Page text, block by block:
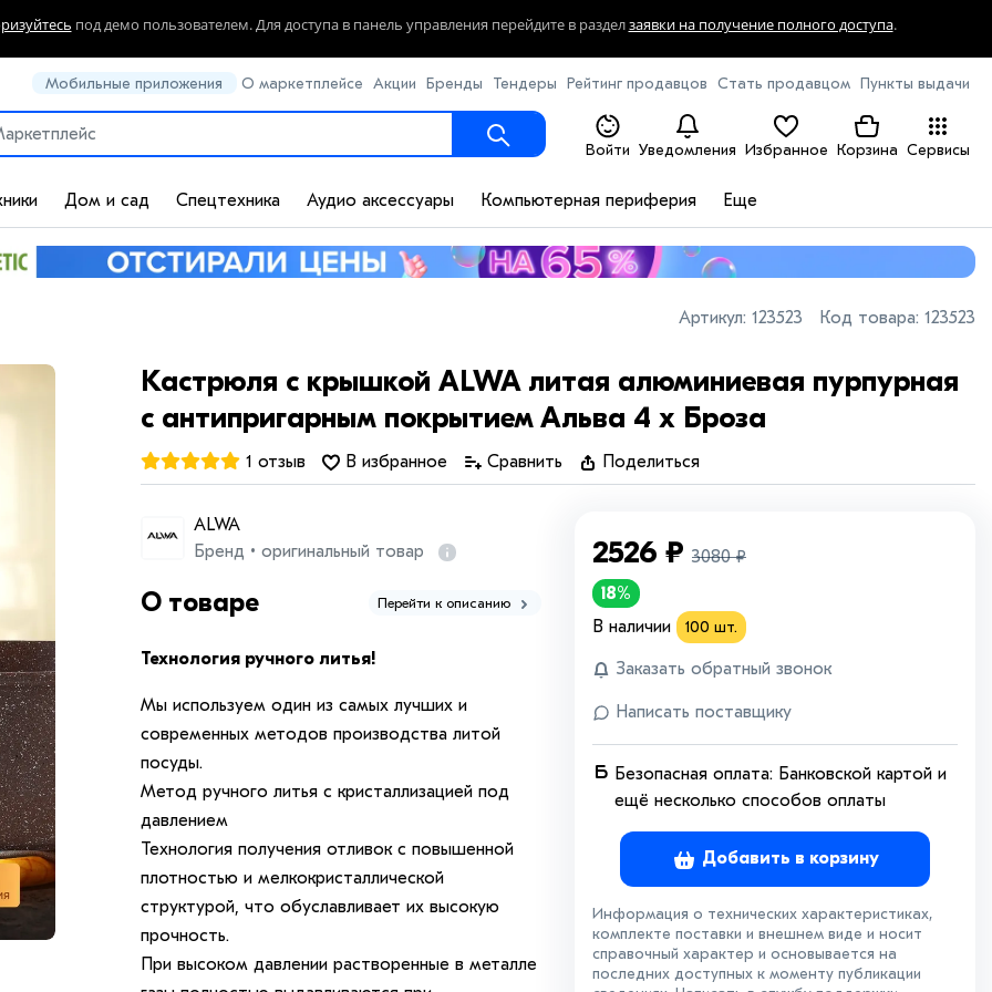
под демо пользователем. Для доступа в панель управления перейдите в разделзаявки на получение полного доступа.
Мобильные приложения О маркетплейсе Акции Бренды Тендеры Рейтинг продавцов Стать продавцом Пункты выдачи
Войти Уведомления Избранное Корзина Сервисы
Дом и сад Спецтехника Аудио аксессуары Компьютерная периферия Еще
Артикул: 123523 Код товара: 123523
Кастрюля с крышкой ALWA литая алюминиевая пурпурная
с антипригарным покрытием Альва 4 x Броза
1 отзыв В избранное Сравнить Поделиться
ALWA
Бренд • оригинальный товар
О товаре Перейти к описанию
Технология ручного литья!
Мы используем один из самых лучших и
современных методов производства литой
посуды.
Метод ручного литья с кристаллизацией под
давлением
Технология получения отливок с повышенной
плотностью и мелкокристаллической
структурой, что обуславливает их высокую
прочность.
При высоком давлении растворенные в металле
2526 ₽ 3080₽
18%
В наличии
100 шт.
Заказать обратный звонок
Написать поставщику
Безопасная оплата: Банковской картой и
ещё несколько способов оплаты
Добавить в корзину
Информация о технических характеристиках,
комплекте поставки и внешнем виде и носит
справочный характер и основывается на
последних доступных к моменту публикации